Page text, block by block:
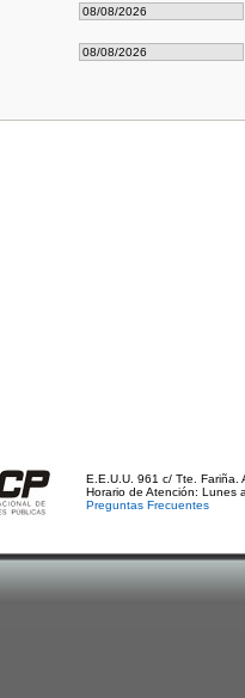
E.E.U.U. 961 c/ Tte. Fariña.
Horario de Atención: Lunes
Preguntas Frecuentes